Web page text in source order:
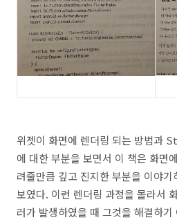
위젯이 화면에 렌더링 되는 방법과
에 대한 부분을 보면서 이 책은 화면
려줄만큼 깊고 진지한 부분을 이야
보였다. 이런 렌더링 과정을 몰라서
러가 발생하였을 때 그것을 해결하